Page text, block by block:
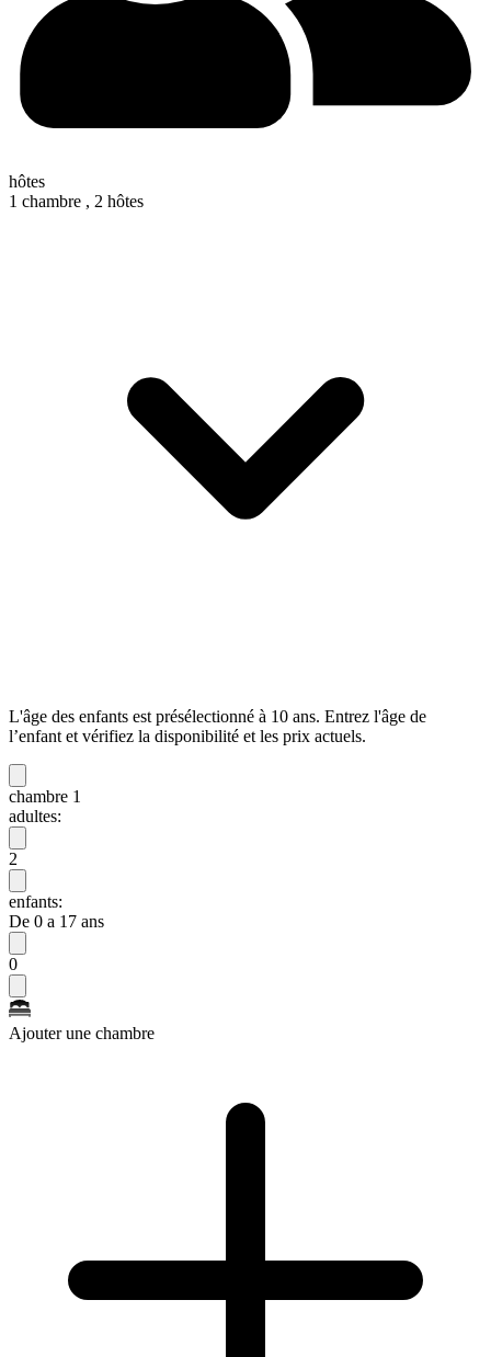
hôtes
1 chambre , 2 hôtes
L'âge des enfants est présélectionné à 10 ans. Entrez l'âge de
l’enfant et vérifiez la disponibilité et les prix actuels.
chambre 1
adultes:
2
enfants:
De 0 a 17 ans
0
Ajouter une chambre